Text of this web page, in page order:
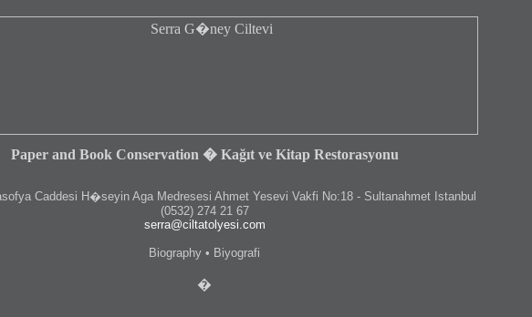
Paper and Book Conservation � Kağıt ve Kitap Restorasyonu
Caddesi H�seyin Aga Medresesi Ahmet Yesevi Vakfi No:18 - Sultanahmet Istanbul
(0532) 274 21 67
serra@ciltatolyesi.com
Biography • Biyografi
�